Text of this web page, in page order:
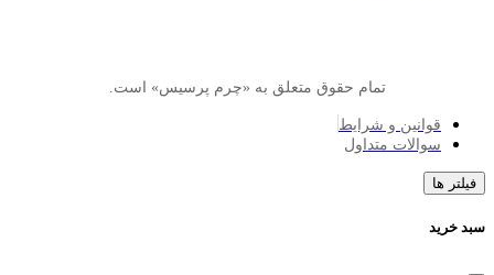
تمام حقوق متعلق به «چرم پرسیس» است.
و شرایط
متداول